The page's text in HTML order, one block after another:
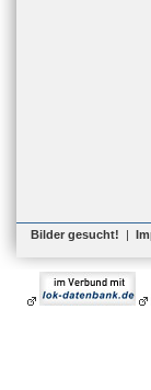
Bilder gesucht! |